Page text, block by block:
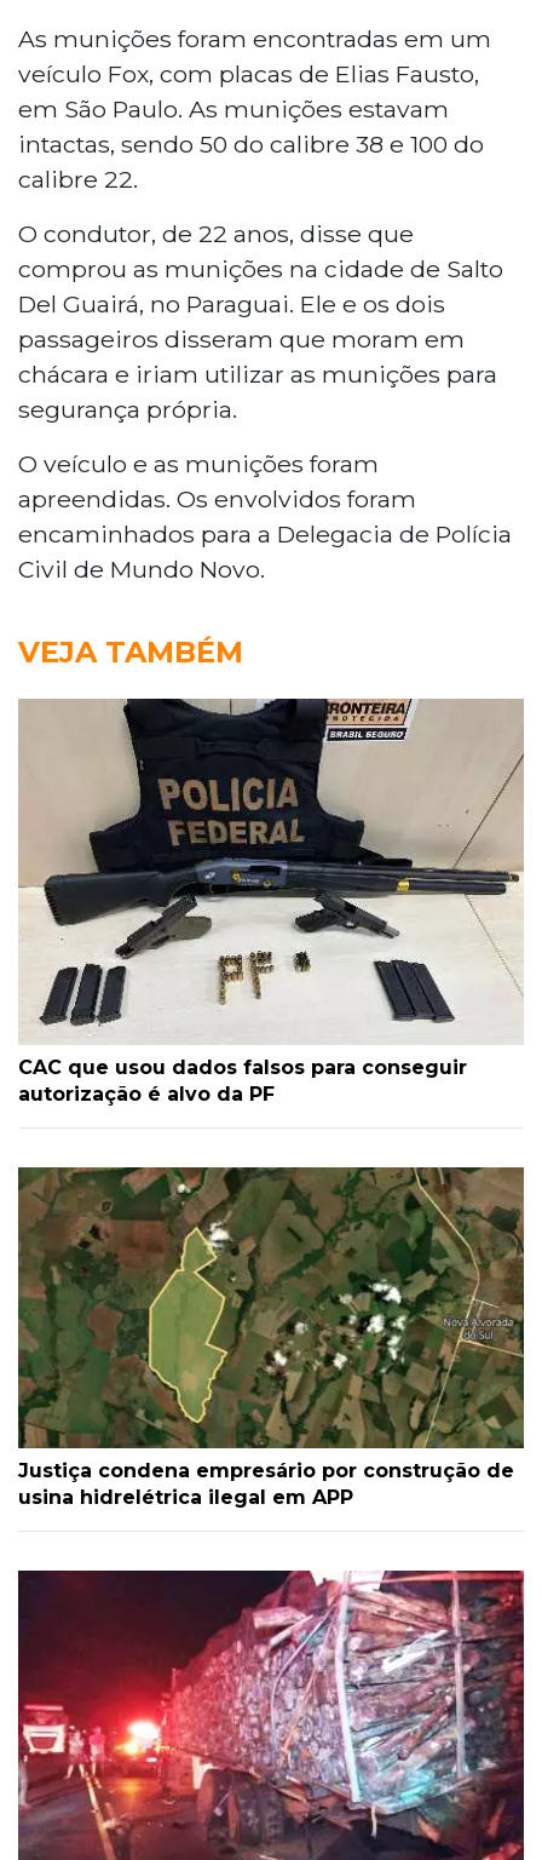
As munições foram encontradas em um
veículo Fox, com placas de Elias Fausto,
em São Paulo. As munições estavam
intactas, sendo 50 do calibre 38 e 100 do
calibre 22.
O condutor, de 22 anos, disse que
comprou as munições na cidade de Salto
Del Guairá, no Paraguai. Ele e os dois
passageiros disseram que moram em
chácara e iriam utilizar as munições para
segurança própria.
O veículo e as munições foram
apreendidas. Os envolvidos foram
encaminhados para a Delegacia de Polícia
Civil de Mundo Novo.
VEJA TAMBÉM
CAC que usou dados falsos para conseguir
autorização é alvo da PF
Justiça condena empresário por construção de
usina hidrelétrica ilegal em APP